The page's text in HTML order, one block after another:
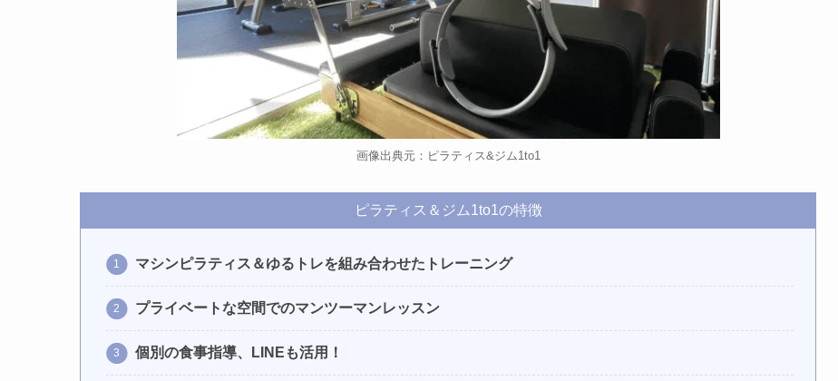
画像出典元：ピラティス&ジム1to1
ピラティス＆ジム1to1の特徴
マシンピラティス＆ゆるトレを組み合わせたトレーニング
プライベートな空間でのマンツーマンレッスン
個別の食事指導、LINEも活用！